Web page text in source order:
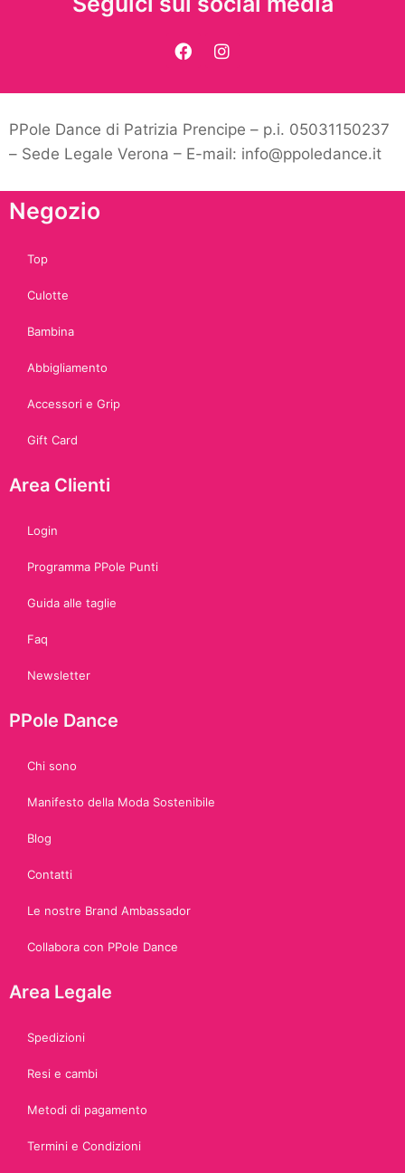
PPole Dance di Patrizia Prencipe – p.i. 05031150237
– Sede Legale Verona – E-mail: info@ppoledance.it
Negozio
Top
Culotte
Bambina
Abbigliamento
Accessori e Grip
Gift Card
Area Clienti
Login
Programma PPole Punti
Guida alle taglie
Faq
Newsletter
PPole Dance
Chi sono
Manifesto della Moda Sostenibile
Blog
Contatti
Le nostre Brand Ambassador
Collabora con PPole Dance
Area Legale
Spedizioni
Resi e cambi
Metodi di pagamento
Termini e Condizioni